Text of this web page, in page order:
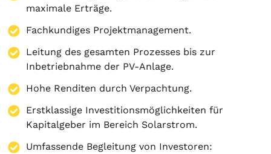
maximale Erträge.
Fachkundiges Projektmanagement.
Leitung des gesamten Prozesses bis zur
Inbetriebnahme der PV-Anlage.
Hohe Renditen durch Verpachtung.
Erstklassige Investitionsmöglichkeiten für
Kapitalgeber im Bereich Solarstrom.
Umfassende Begleitung von Investoren: